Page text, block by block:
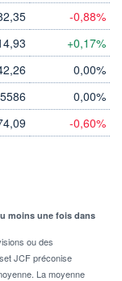
-0,88%
+0,17%
0,00%
0,00%
-0,60%
moins une fois dans
ou des
JCF préconise
La moyenne